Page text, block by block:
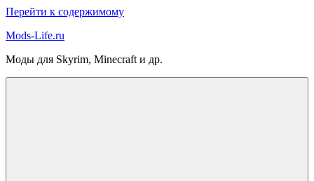
Перейти к содержимому
Mods-Life.ru
Моды для Skyrim, Minecraft и др.